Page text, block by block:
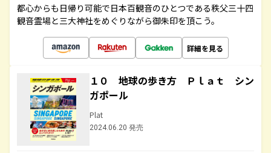
都心からも日帰り可能で日本百観音のひとつである秩父三十四
観音霊場と三大神社をめぐりながら御朱印を頂こう。
詳細を見る
１０ 地球の歩き方 Ｐｌａｔ シン
ガポール
Plat
2024.06.20 発売